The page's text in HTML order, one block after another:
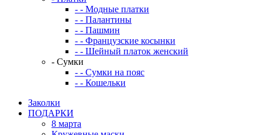
- - Модные платки
- - Палантины
- - Пашмин
- - Французские косынки
- - Шейный платок женский
- Сумки
- - Сумки на пояс
- - Кошельки
Заколки
ПОДАРКИ
8 марта